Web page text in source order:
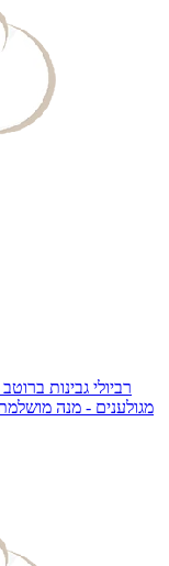
רביולי גבינות
מגולענים - מנה